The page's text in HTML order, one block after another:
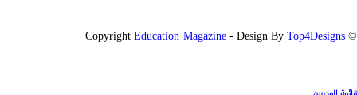
© Copyright
Education Magazine - Design By Top4Designs